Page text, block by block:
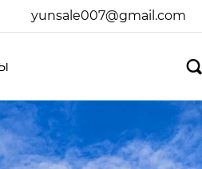
yunsale007@gmail.com
